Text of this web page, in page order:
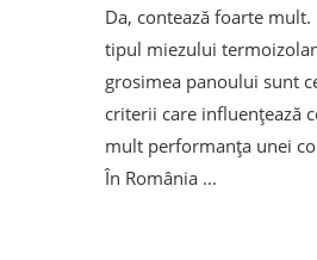
Da, contează foarte mult.
tipul miezului
grosimea panoului sunt
criterii care influențează
mult performanța unei
În România ...